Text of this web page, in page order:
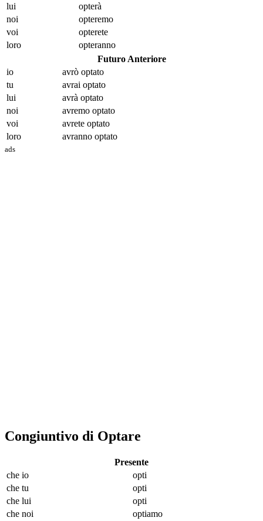
lui opterà
noi
opteremo
voi
opterete
loro
opteranno
Futuro Anteriore
io
avrò optato
tu
avrai optato
lui
avrà optato
noi
avremo optato
voi
avrete optato
loro
avranno optato
ads
Congiuntivo di Optare
Presente
che io
opti
che tu
opti
che lui
opti
che noi
optiamo